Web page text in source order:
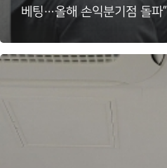
베팅…올해 손익분기점 돌파”